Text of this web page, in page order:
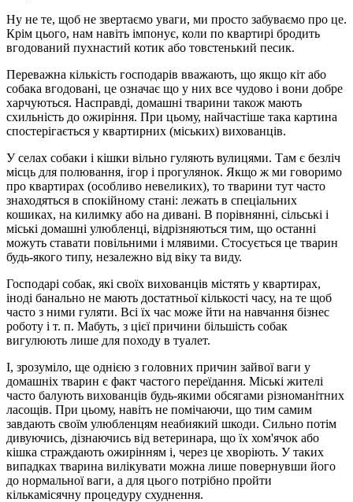
Ну не те, щоб не звертаємо уваги, ми просто забуваємо про це.
Крім цього, нам навіть імпонує, коли по квартирі бродить
вгодований пухнастий котик або товстенький песик.
Переважна кількість господарів вважають, що якщо кіт або
собака вгодовані, це означає що у них все чудово і вони добре
харчуються. Насправді, домашні тварини також мають
схильність до ожиріння. При цьому, найчастіше така картина
спостерігається у квартирних (міських) вихованців.
У селах собаки і кішки вільно гуляють вулицями. Там є безліч
місць для полювання, ігор і прогулянок. Якщо ж ми говоримо
про квартирах (особливо невеликих), то тварини тут часто
знаходяться в спокійному стані: лежать в спеціальних
кошиках, на килимку або на дивані. В порівнянні, сільські і
міські домашні улюбленці, відрізняються тим, що останні
можуть ставати повільними і млявими. Стосується це тварин
будь-якого типу, незалежно від віку та виду.
Господарі собак, які своїх вихованців містять у квартирах,
іноді банально не мають достатньої кількості часу, на те щоб
часто з ними гуляти. Всі їх час може йти на навчання бізнес
роботу і т. п. Мабуть, з цієї причини більшість собак
вигулюють лише для походу в туалет.
І, зрозуміло, ще однією з головних причин зайвої ваги у
домашніх тварин є факт частого переїдання. Міські жителі
часто балують вихованців будь-якими обсягами різноманітних
ласощів. При цьому, навіть не помічаючи, що тим самим
завдають своїм улюбленцям неабиякий шкоди. Сильно потім
дивуючись, дізнаючись від ветеринара, що їх хом'ячок або
кішка страждають ожирінням і, через це хворіють. У таких
випадках тварина вилікувати можна лише повернувши його
до нормальної ваги, а для цього потрібно пройти
кількамісячну процедуру схуднення.